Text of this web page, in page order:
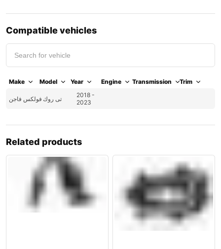
Compatible vehicles
Make Model Year Engine Transmission Trim
فولكس فاجن تى روك
2018 -
2023
Related products